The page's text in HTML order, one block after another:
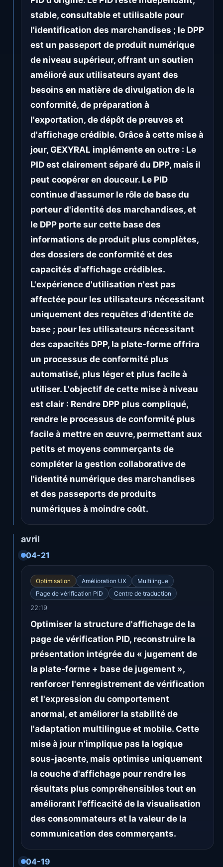
stable, consultable et utilisable pour
l'identification des marchandises ; le DPP
est un passeport de produit numérique
de niveau supérieur, offrant un soutien
amélioré aux utilisateurs ayant des
besoins en matière de divulgation de la
conformité, de préparation à
l'exportation, de dépôt de preuves et
d'affichage crédible. Grâce à cette mise à
jour, GEXYRAL implémente en outre : Le
PID est clairement séparé du DPP, mais il
peut coopérer en douceur. Le PID
continue d'assumer le rôle de base du
porteur d'identité des marchandises, et
le DPP porte sur cette base des
informations de produit plus complètes,
des dossiers de conformité et des
capacités d'affichage crédibles.
L'expérience d'utilisation n'est pas
affectée pour les utilisateurs nécessitant
uniquement des requêtes d'identité de
base ; pour les utilisateurs nécessitant
des capacités DPP, la plate-forme offrira
un processus de conformité plus
automatisé, plus léger et plus facile à
utiliser. L'objectif de cette mise à niveau
est clair : Rendre DPP plus compliqué,
rendre le processus de conformité plus
facile à mettre en œuvre, permettant aux
petits et moyens commerçants de
compléter la gestion collaborative de
l'identité numérique des marchandises
et des passeports de produits
numériques à moindre coût.
avril
04-21
Optimisation Amélioration UX
Multilingue
Page de vérification PID
Centre de traduction
22:19
Optimiser la structure d'affichage de la
page de vérification PID, reconstruire la
présentation intégrée du « jugement de
la plate-forme + base de jugement »,
renforcer l'enregistrement de vérification
et l'expression du comportement
anormal, et améliorer la stabilité de
l'adaptation multilingue et mobile. Cette
mise à jour n'implique pas la logique
sous-jacente, mais optimise uniquement
la couche d'affichage pour rendre les
résultats plus compréhensibles tout en
améliorant l'efficacité de la visualisation
des consommateurs et la valeur de la
communication des commerçants.
04-19